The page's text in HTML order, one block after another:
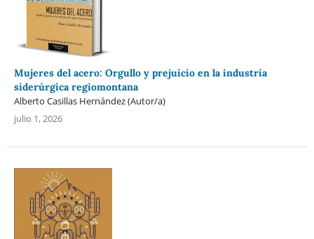
Mujeres del acero: Orgullo y prejuicio en la industria
siderúrgica regiomontana
Alberto Casillas Hernández (Autor/a)
julio 1, 2026